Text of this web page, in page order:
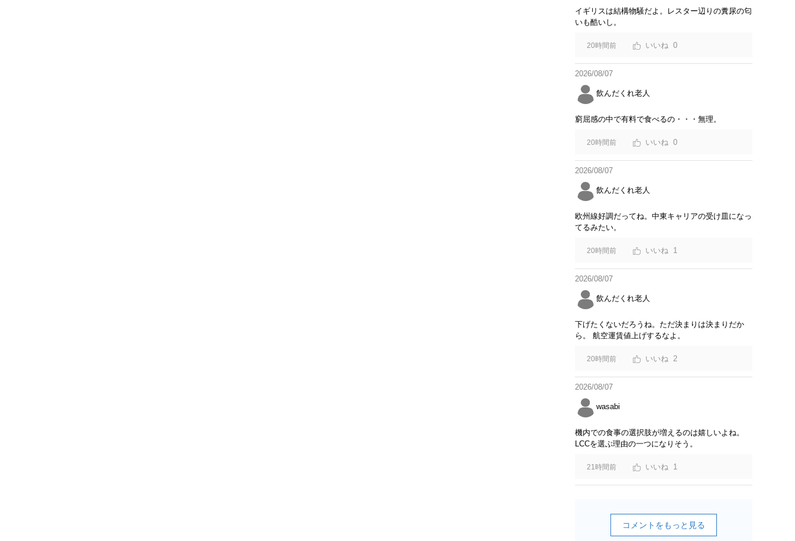
イギリスは結構物騒だよ。レスター辺りの糞尿の匂
いも酷いし。
20時間前 0
2026/08/07
飲んだくれ老人
窮屈感の中で有料で食べるの・・・無理。
20時間前 0
2026/08/07
飲んだくれ老人
欧州線好調だってね。中東キャリアの受け皿になっ
てるみたい。
20時間前 1
2026/08/07
飲んだくれ老人
下げたくないだろうね。ただ決まりは決まりだか
ら。 航空運賃値上げするなよ。
20時間前 2
2026/08/07
wasabi
機内での食事の選択肢が増えるのは嬉しいよね。
LCCを選ぶ理由の一つになりそう。
21時間前 1
コメントをもっと見る